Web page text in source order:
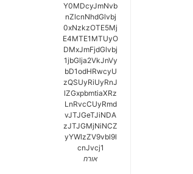
Y0MDcyJmNvb
nZlcnNhdGlvbj
0xNzkzOTE5Mj
E4MTE1MTUyO
DMxJmFjdGlvbj
1jbGlja2VkJnVy
bD1odHRwcyU
zQSUyRiUyRnJ
lZGxpbmtiaXRz
LnRvcCUyRmd
vJTJGeTJiNDA
zJTJGMjNiNCZ
yYWlzZV9vbl9l
cnJvcj1
אורח